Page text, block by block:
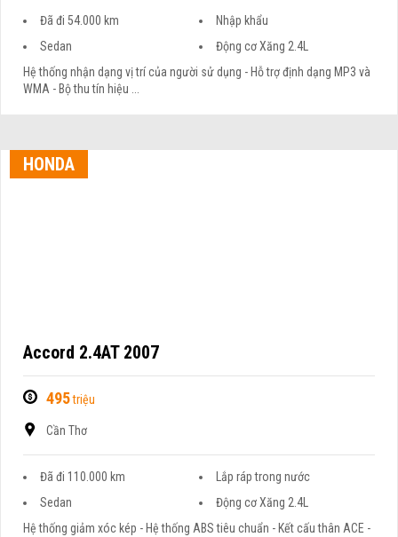
Đã đi 54.000 km
Nhập khẩu
Sedan
Động cơ Xăng 2.4L
Hệ thống nhận dạng vị trí của người sử dụng - Hỗ trợ định dạng MP3 và
WMA - Bộ thu tín hiệu ...
HONDA
Accord 2.4AT 2007
495triệu
Cần Thơ
Đã đi 110.000 km
Lắp ráp trong nước
Sedan
Động cơ Xăng 2.4L
Hệ thống giảm xóc kép - Hệ thống ABS tiêu chuẩn - Kết cấu thân ACE -